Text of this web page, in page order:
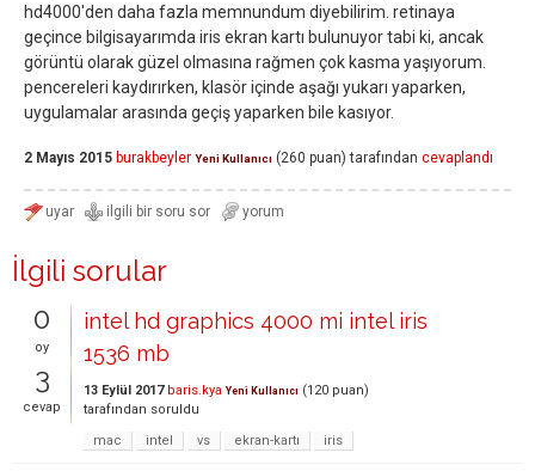
hd4000'den daha fazla memnundum diyebilirim. retinaya
geçince bilgisayarımda iris ekran kartı bulunuyor tabi ki, ancak
görüntü olarak güzel olmasına rağmen çok kasma yaşıyorum.
pencereleri kaydırırken, klasör içinde aşağı yukarı yaparken,
uygulamalar arasında geçiş yaparken bile kasıyor.
2 Mayıs 2015 burakbeyler Yeni Kullanıcı (260 puan) tarafından cevaplandı
İlgili sorular
0
oy
3
cevap
intel hd graphics 4000 mi intel iris
1536 mb
13 Eylül 2017 baris.kya Yeni Kullanıcı (120 puan)
tarafından soruldu
mac
intel vs ekran-kartı iris